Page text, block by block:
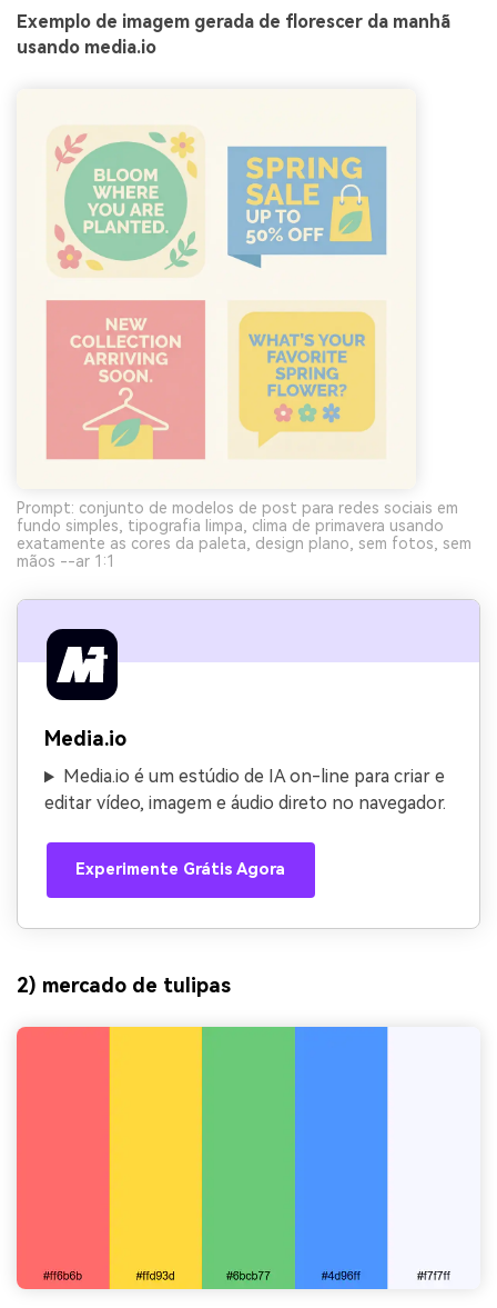
Exemplo de imagem gerada de florescer da manhã
usando media.io
Prompt: conjunto de modelos de post para redes sociais em
fundo simples, tipografia limpa, clima de primavera usando
exatamente as cores da paleta, design plano, sem fotos, sem
mãos --ar 1:1
Media.io
Media.io é um estúdio de IA on-line para criar e
editar vídeo, imagem e áudio direto no navegador.
Experimente Grátis Agora
2) mercado de tulipas